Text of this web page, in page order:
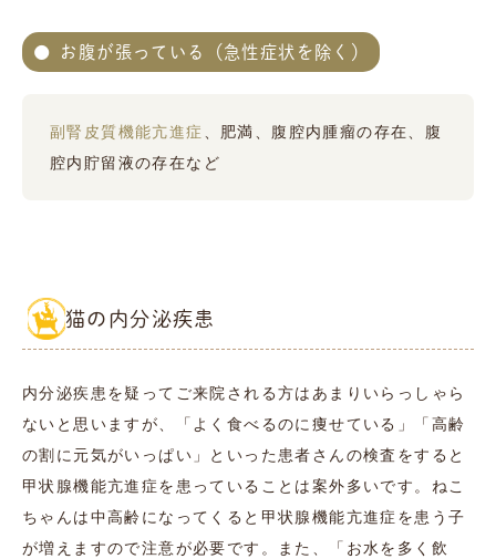
お腹が張っている（急性症状を除く）
副腎皮質機能亢進症
、肥満、腹腔内腫瘤の存在、腹
腔内貯留液の存在など
猫の内分泌疾患
内分泌疾患を疑ってご来院される方はあまりいらっしゃら
ないと思いますが、「よく食べるのに痩せている」「高齢
の割に元気がいっぱい」といった患者さんの検査をすると
甲状腺機能亢進症を患っていることは案外多いです。ねこ
ちゃんは中高齢になってくると甲状腺機能亢進症を患う子
が増えますので注意が必要です。また、「お水を多く飲